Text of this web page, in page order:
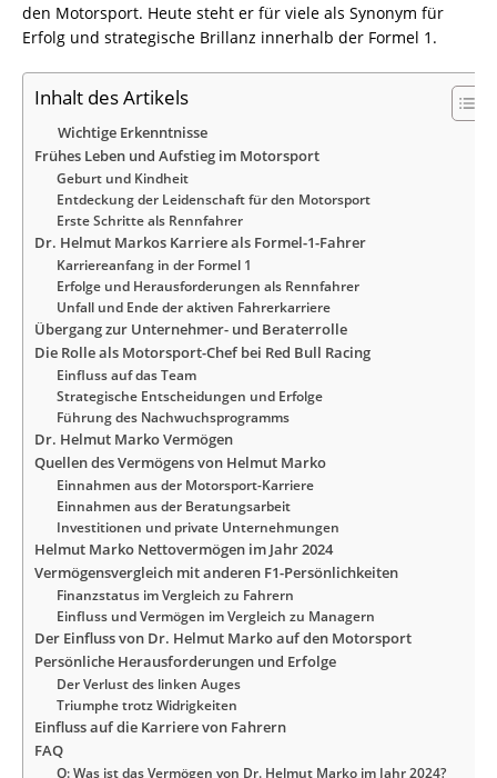
den Motorsport. Heute steht er für viele als Synonym für
Erfolg und strategische Brillanz innerhalb der Formel 1.
Inhalt des Artikels
Wichtige Erkenntnisse
Frühes Leben und Aufstieg im Motorsport
Geburt und Kindheit
Entdeckung der Leidenschaft für den Motorsport
Erste Schritte als Rennfahrer
Dr. Helmut Markos Karriere als Formel-1-Fahrer
Karriereanfang in der Formel 1
Erfolge und Herausforderungen als Rennfahrer
Unfall und Ende der aktiven Fahrerkarriere
Übergang zur Unternehmer- und Beraterrolle
Die Rolle als Motorsport-Chef bei Red Bull Racing
Einfluss auf das Team
Strategische Entscheidungen und Erfolge
Führung des Nachwuchsprogramms
Dr. Helmut Marko Vermögen
Quellen des Vermögens von Helmut Marko
Einnahmen aus der Motorsport-Karriere
Einnahmen aus der Beratungsarbeit
Investitionen und private Unternehmungen
Helmut Marko Nettovermögen im Jahr 2024
Vermögensvergleich mit anderen F1-Persönlichkeiten
Finanzstatus im Vergleich zu Fahrern
Einfluss und Vermögen im Vergleich zu Managern
Der Einfluss von Dr. Helmut Marko auf den Motorsport
Persönliche Herausforderungen und Erfolge
Der Verlust des linken Auges
Triumphe trotz Widrigkeiten
Einfluss auf die Karriere von Fahrern
FAQ
Q: Was ist das Vermögen von Dr. Helmut Marko im Jahr 2024?